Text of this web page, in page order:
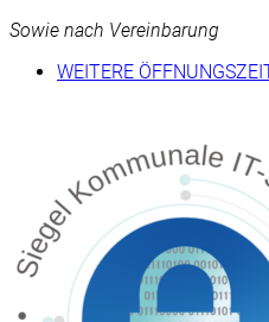
Sowie nach Vereinbarung
WEITERE